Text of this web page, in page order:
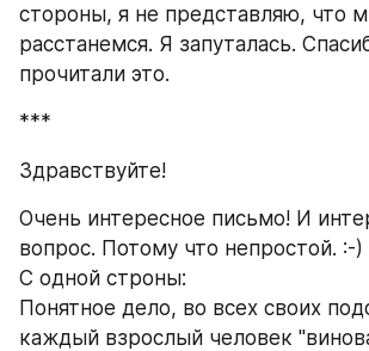
стороны, я не представляю, что
расстанемся. Я запуталась.
прочитали это.
***
Здравствуйте!
Очень интересное письмо! И
вопрос. Потому что непростой. :-)
С одной строны:
Понятное дело, во всех своих
каждый взрослый человек